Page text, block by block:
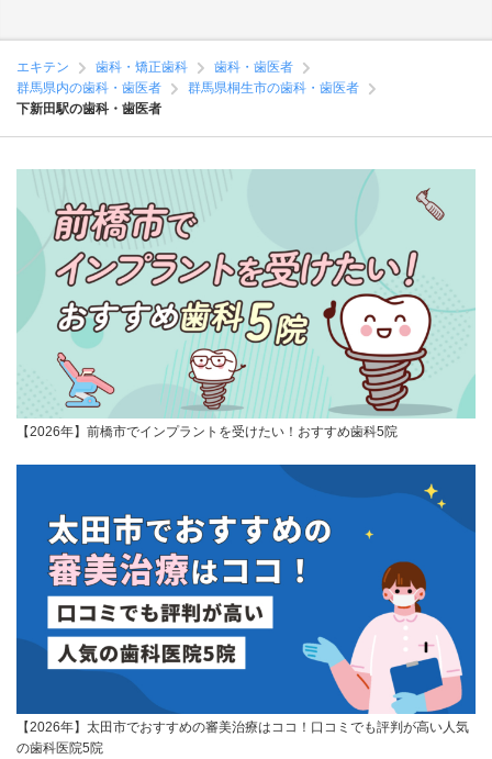
エキテン 歯科・矯正歯科
歯科・歯医者
群馬県内の歯科・歯医者
群馬県桐生市の歯科・歯医者
下新田駅の歯科・歯医者
【2026年】前橋市でインプラントを受けたい！おすすめ歯科5院
【2026年】太田市でおすすめの審美治療はココ！口コミでも評判が高い人気
の歯科医院5院